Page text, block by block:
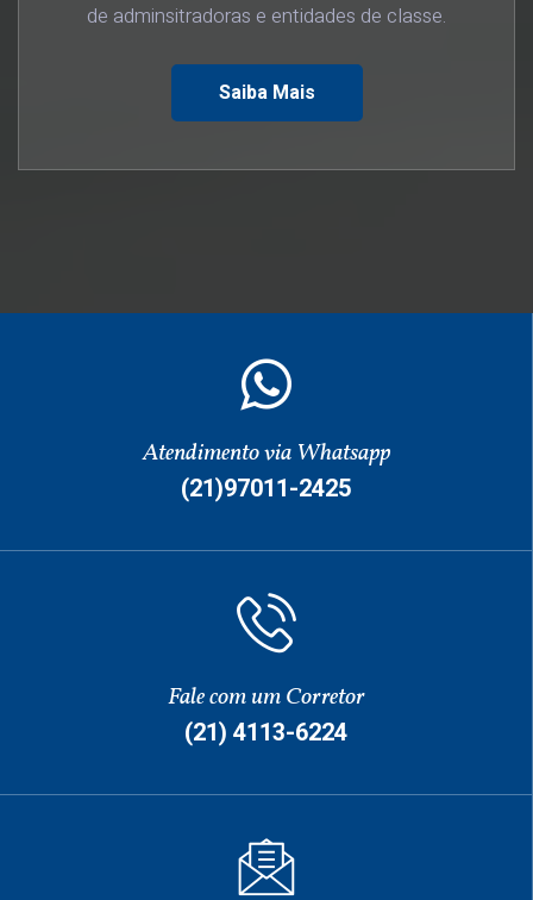
de adminsitradoras e entidades de classe.
Saiba Mais
Atendimento via Whatsapp
(21)97011-2425
Fale com um Corretor
(21) 4113-6224